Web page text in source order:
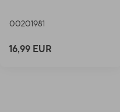
00201981
16,99 EUR